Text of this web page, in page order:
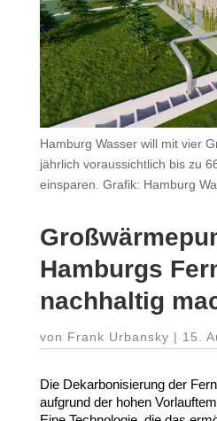
Hamburg Wasser will mit vier
jährlich voraussichtlich bis zu
einsparen. Grafik: Hamburg
Hamburgs
nach­haltig
von Frank Urbansky | 15.
Die Dekar­bo­ni­sierung der
aufgrund der hohen